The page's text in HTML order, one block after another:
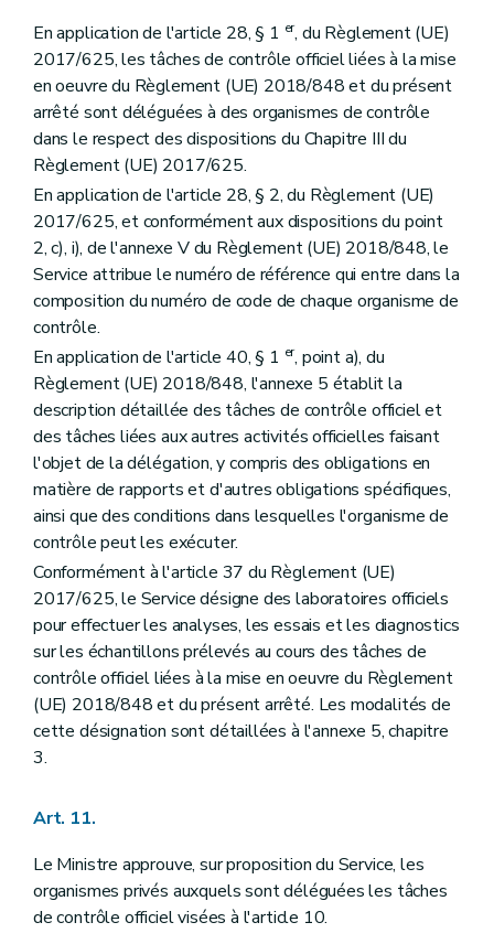
En application de l'article 28, § 1 er, du Règlement (UE)
2017/625, les tâches de contrôle officiel liées à la mise
en oeuvre du Règlement (UE) 2018/848 et du présent
arrêté sont déléguées à des organismes de contrôle
dans le respect des dispositions du Chapitre III du
Règlement (UE) 2017/625.
En application de l'article 28, § 2, du Règlement (UE)
2017/625, et conformément aux dispositions du point
2, c), i), de l'annexe V du Règlement (UE) 2018/848, le
Service attribue le numéro de référence qui entre dans la
composition du numéro de code de chaque organisme de
contrôle.
En application de l'article 40, § 1 er, point a), du
Règlement (UE) 2018/848, l'annexe 5 établit la
description détaillée des tâches de contrôle officiel et
des tâches liées aux autres activités officielles faisant
l'objet de la délégation, y compris des obligations en
matière de rapports et d'autres obligations spécifiques,
ainsi que des conditions dans lesquelles l'organisme de
contrôle peut les exécuter.
Conformément à l'article 37 du Règlement (UE)
2017/625, le Service désigne des laboratoires officiels
pour effectuer les analyses, les essais et les diagnostics
sur les échantillons prélevés au cours des tâches de
contrôle officiel liées à la mise en oeuvre du Règlement
(UE) 2018/848 et du présent arrêté. Les modalités de
cette désignation sont détaillées à l'annexe 5, chapitre
3.
Art. 11.
Le Ministre approuve, sur proposition du Service, les
organismes privés auxquels sont déléguées les tâches
de contrôle officiel visées à l'article 10.